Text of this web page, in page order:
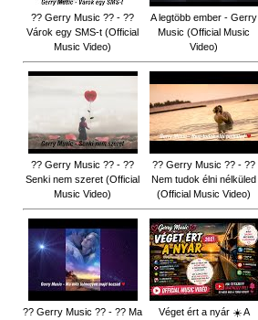
?? Gerry Music ?? - ??
Várok egy SMS-t (Official
Music Video)
A legtöbb ember - Gerry
Music (Official Music
Video)
?? Gerry Music ?? - ??
Senki nem szeret (Official
Music Video)
?? Gerry Music ?? - ??
Nem tudok élni nélküled
(Official Music Video)
?? Gerry Music ?? - ?? Ma
Véget ért a nyár ☀️ A